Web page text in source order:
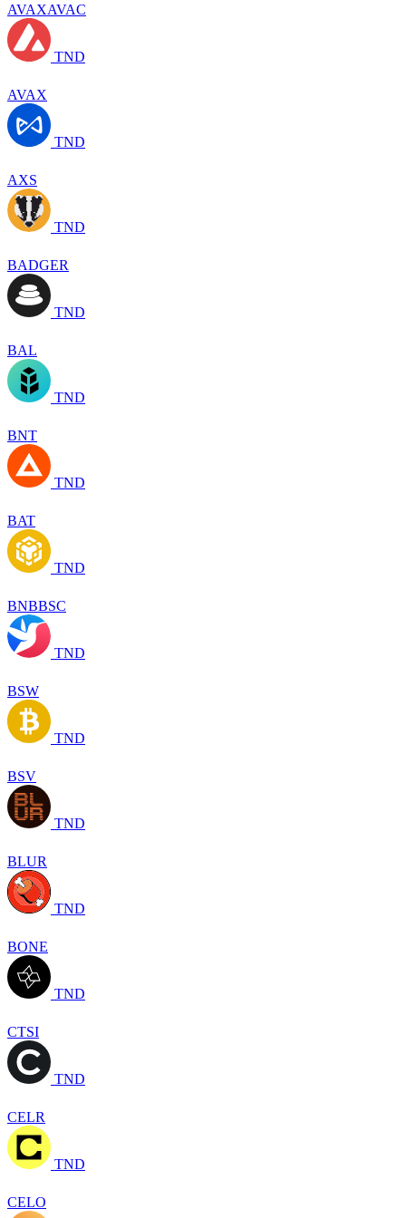
AVAXAVAC
TND
AVAX
TND
AXS
TND
BADGER
TND
BAL
TND
BNT
TND
BAT
TND
BNBBSC
TND
BSW
TND
BSV
TND
BLUR
TND
BONE
TND
CTSI
TND
CELR
TND
CELO